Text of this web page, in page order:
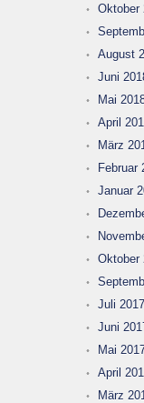
Oktober
August
Juni
Mai
April
März
Februar
Januar
Oktober
Juli 2017
Juni
Mai
April
März